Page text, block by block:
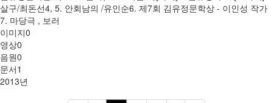
살구/최돈선4, 5. 안회남의 /유인순6. 제7회 김유정문학상 - 이인성 작가
7. 마당극 , 보러
이미지0
영상0
음원0
문서1
2013년